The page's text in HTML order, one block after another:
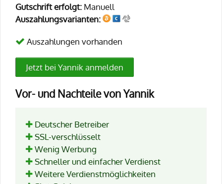
Gutschrift erfolgt: Manuell
Auszahlungsvarianten:
Auszahlungen vorhanden
Jetzt bei Yannik anmelden
Vor- und Nachteile von Yannik
Deutscher Betreiber
SSL-verschlüsselt
Wenig Werbung
Schneller und einfacher Verdienst
Weitere Verdienstmöglichkeiten